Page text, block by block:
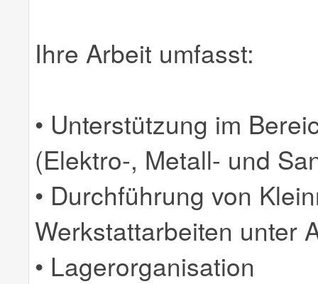
Ihre Arbeit umfasst:
• Unterstützung im
(Elektro-, Metall- und
• Durchführung von
Werkstattarbeiten unter
• Lagerorganisation